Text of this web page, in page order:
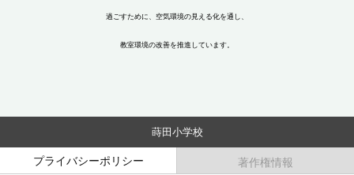
過ごすために、空気環境の見える化を通し、
教室環境の改善を推進しています。
蒔田小学校
プライバシーポリシー 著作権情報